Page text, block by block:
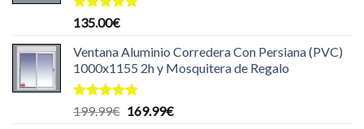
Valorado
de 5
135.00€
Ventana Aluminio Corredera Con Persiana (PVC)
1000x1155 2h y Mosquitera de Regalo
Valorado
199.99€ El
169.99€El